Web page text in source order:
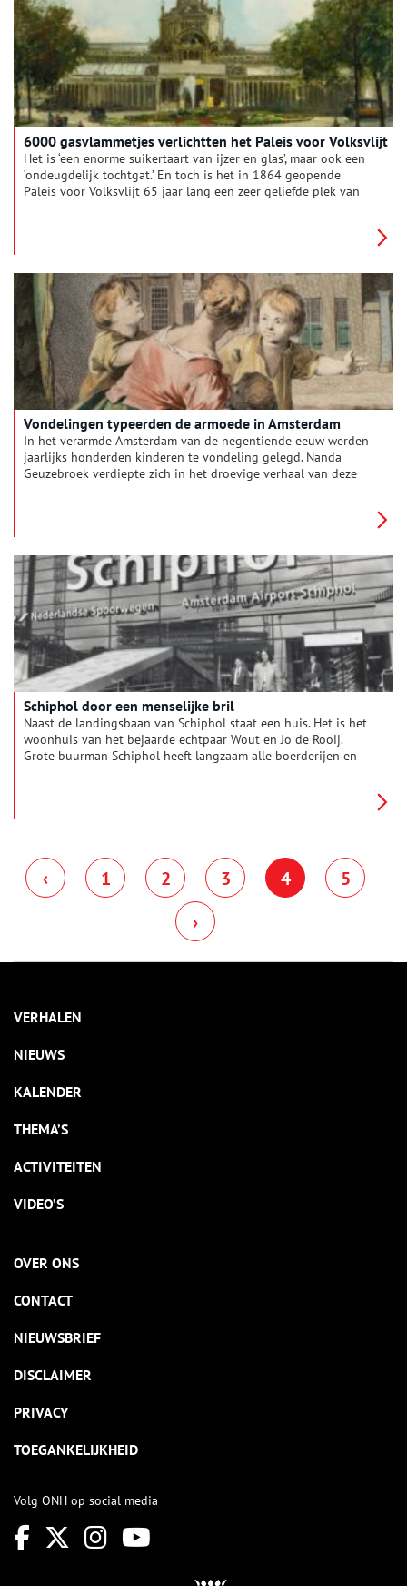
6000 gasvlammetjes verlichtten het Paleis voor Volksvlijt
Het is ‘een enorme suikertaart van ijzer en glas’, maar ook een
‘ondeugdelijk tochtgat.’ En toch is het in 1864 geopende
Paleis voor Volksvlijt 65 jaar lang een zeer geliefde plek van
Vondelingen typeerden de armoede in Amsterdam
In het verarmde Amsterdam van de negentiende eeuw werden
jaarlijks honderden kinderen te vondeling gelegd. Nanda
Geuzebroek verdiepte zich in het droevige verhaal van deze
Schiphol door een menselijke bril
Naast de landingsbaan van Schiphol staat een huis. Het is het
woonhuis van het bejaarde echtpaar Wout en Jo de Rooij.
Grote buurman Schiphol heeft langzaam alle boerderijen en
‹ 1 2 3 4
5
›
VERHALEN
NIEUWS
KALENDER
THEMA’S
ACTIVITEITEN
VIDEO’S
OVER ONS
CONTACT
NIEUWSBRIEF
DISCLAIMER
PRIVACY
TOEGANKELIJKHEID
Volg ONH op social media